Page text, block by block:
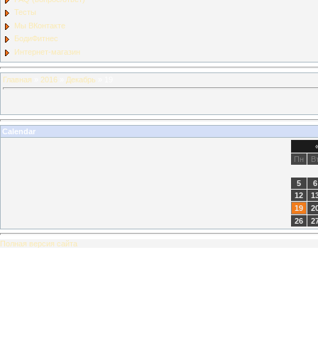
Тесты
Мы ВКонтакте
БодиФитнес
Интернет-магазин
Главная 2016 Декабрь
Calendar
Пн
5
6
12
19
26
Полная версия сайта